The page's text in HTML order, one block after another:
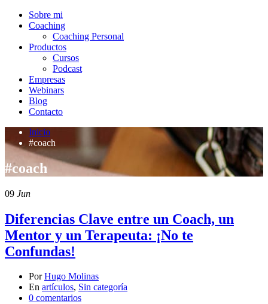
Sobre mi
Coaching
Coaching Personal
Productos
Cursos
Podcast
Empresas
Webinars
Blog
Contacto
Inicio
#coach
#coach
09 Jun
Diferencias Clave entre un Coach, un
Mentor y un Terapeuta: ¡No te
Confundas!
Por Hugo Molinas
En artículos, Sin categoría
0 comentarios